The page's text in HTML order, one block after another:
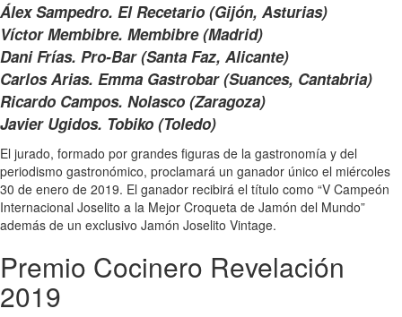
Álex Sampedro. El Recetario (Gijón, Asturias)
Víctor Membibre. Membibre (Madrid)
Dani Frías. Pro-Bar (Santa Faz, Alicante)
Carlos Arias. Emma Gastrobar (Suances, Cantabria)
Ricardo Campos. Nolasco (Zaragoza)
Javier Ugidos. Tobiko (Toledo)
El jurado, formado por grandes figuras de la gastronomía y del
periodismo gastronómico, proclamará un ganador único el miércoles
30 de enero de 2019. El ganador recibirá el título como “V Campeón
Internacional Joselito a la Mejor Croqueta de Jamón del Mundo”
además de un exclusivo Jamón Joselito Vintage.
Premio Cocinero Revelación
2019